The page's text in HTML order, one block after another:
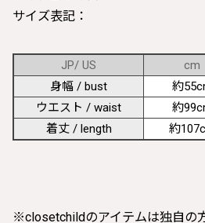
サイズ表記：
JP/ US cm
身幅 / bust
約
ウエスト / waist
約
着丈 / length
約
※closetchildのアイテムは独自の